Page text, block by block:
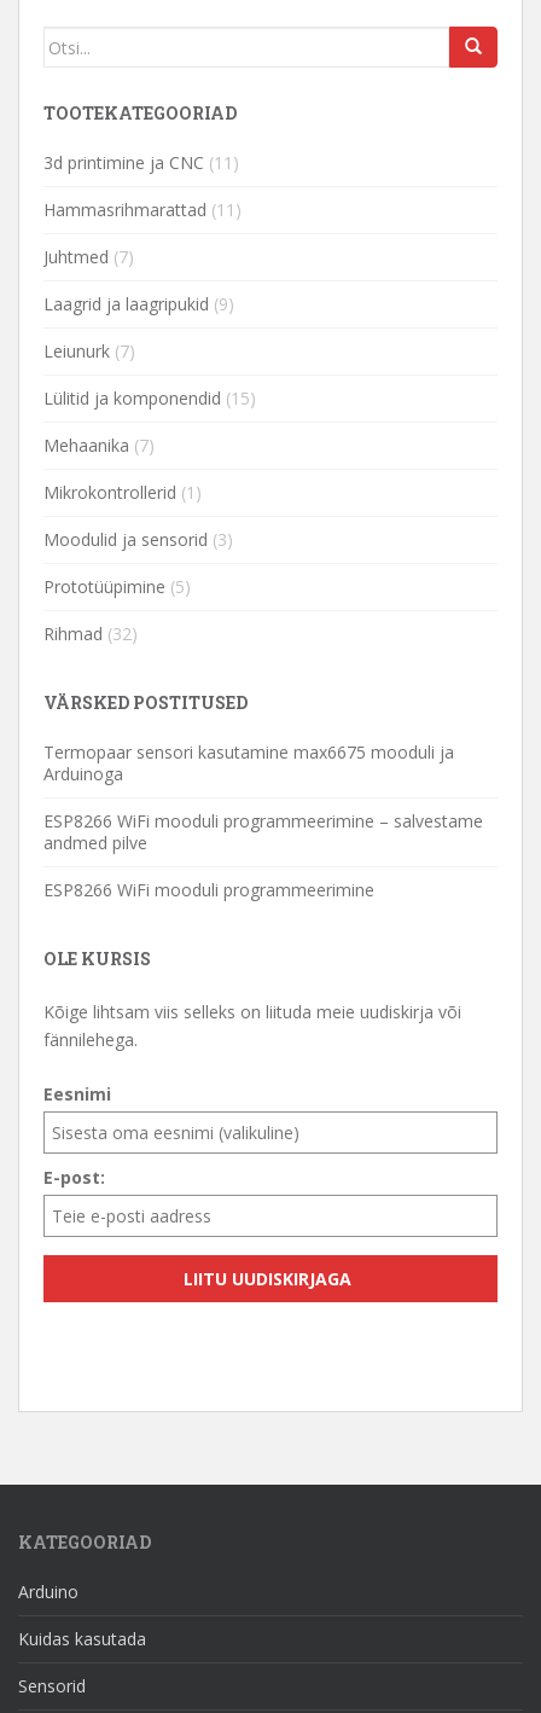
TOOTEKATEGOORIAD
3d printimine ja CNC (11)
Hammasrihmarattad (11)
Juhtmed (7)
Laagrid ja laagripukid (9)
Leiunurk (7)
Lülitid ja komponendid (15)
Mehaanika (7)
Mikrokontrollerid (1)
Moodulid ja sensorid (3)
Prototüüpimine (5)
Rihmad (32)
VÄRSKED POSTITUSED
Termopaar sensori kasutamine max6675 mooduli ja
Arduinoga
ESP8266 WiFi mooduli programmeerimine – salvestame
andmed pilve
ESP8266 WiFi mooduli programmeerimine
OLE KURSIS
Kõige lihtsam viis selleks on liituda meie uudiskirja või
fännilehega.
Eesnimi
E-post:
KATEGOORIAD
Arduino
Kuidas kasutada
Sensorid